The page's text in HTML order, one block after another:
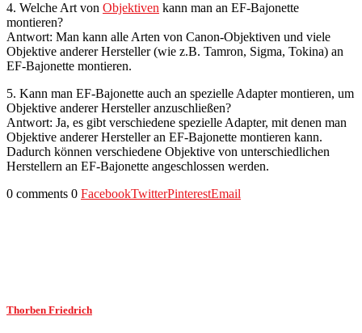
4. Welche Art von Objektiven kann man an EF-Bajonette
montieren?
Antwort: Man kann alle Arten von Canon-Objektiven und viele
Objektive anderer Hersteller (wie z.B. Tamron, Sigma, Tokina) an
EF-Bajonette montieren.
5. Kann man EF-Bajonette auch an spezielle Adapter montieren, um
Objektive anderer Hersteller anzuschließen?
Antwort: Ja, es gibt verschiedene spezielle Adapter, mit denen man
Objektive anderer Hersteller an EF-Bajonette montieren kann.
Dadurch können verschiedene Objektive von unterschiedlichen
Herstellern an EF-Bajonette angeschlossen werden.
0 comments 0 FacebookTwitterPinterestEmail
Thorben Friedrich